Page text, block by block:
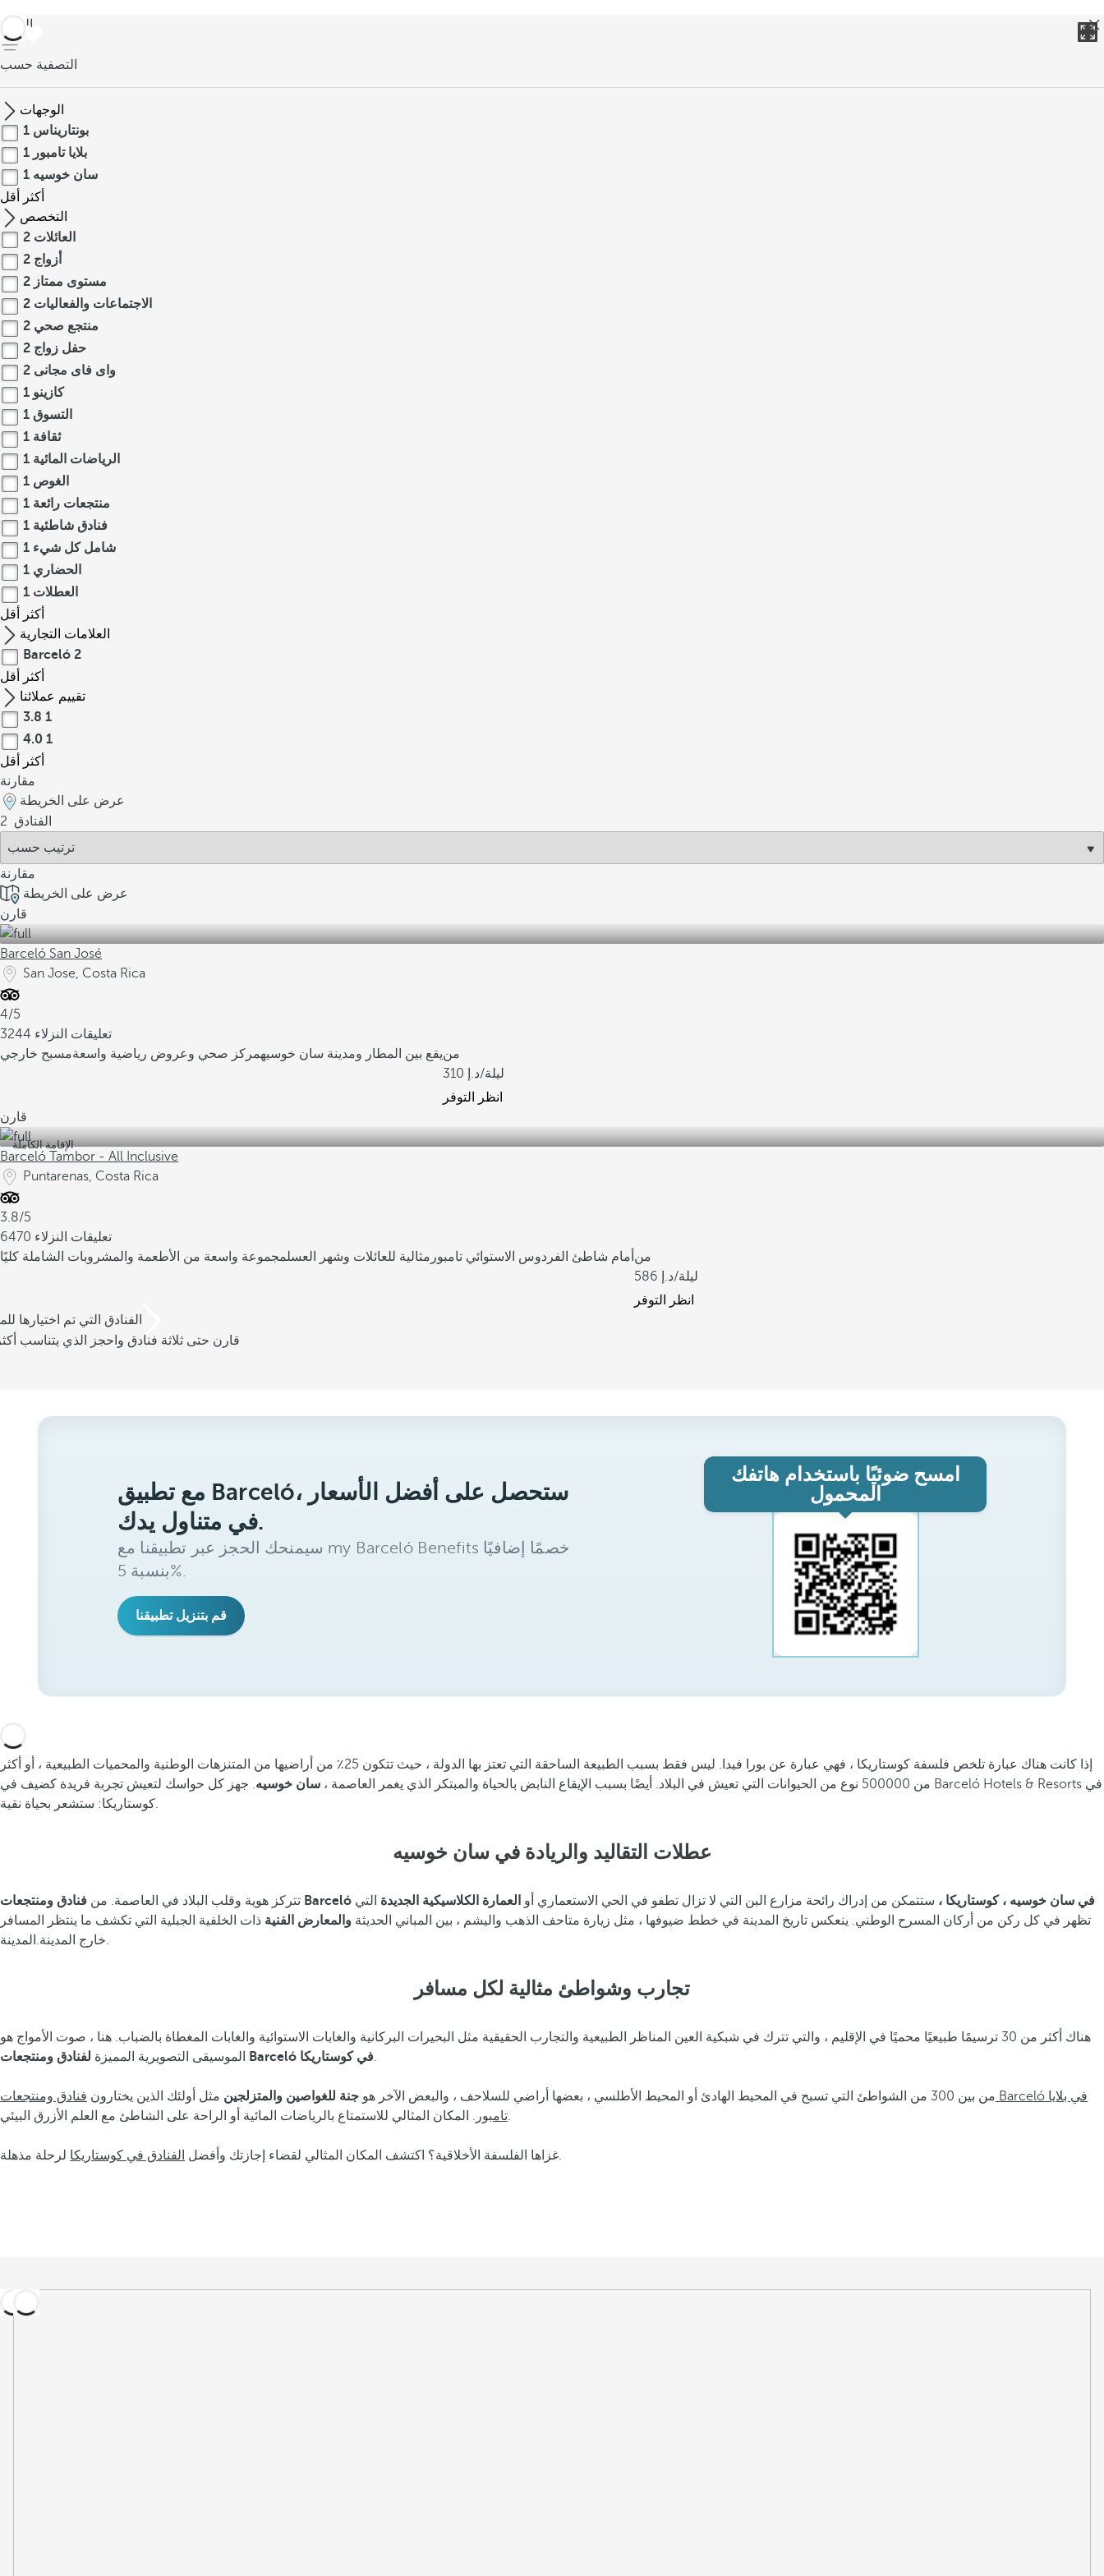
العودة
التصفية حسب
الوجهات
بونتاريناس 1
بلايا تامبور 1
سان خوسيه 1
أكثر
أقل
التخصص
العائلات 2
أزواج 2
مستوى ممتاز 2
الاجتماعات والفعاليات 2
منتجع صحي 2
حفل زواج 2
واى فاى مجانى 2
كازينو 1
التسوق 1
ثقافة 1
الرياضات المائية 1
الغوص 1
منتجعات رائعة 1
فنادق شاطئية 1
شامل كل شيء 1
الحضاري 1
العطلات 1
أكثر
أقل
العلامات التجارية
Barceló 2
أكثر
أقل
تقييم عملائنا
3.8 1
4.0 1
أكثر
أقل
مقارنة
عرض على الخريطة
2 الفنادق
مقارنة
عرض على الخريطة
قارن
Barceló San José
San Jose, Costa Rica
4/5
3244 تعليقات النزلاء
يقع بين المطار ومدينة سان خوسيهمركز صحي وعروض رياضية واسعةمسبح خارجي
من
310
/ليلة
انظر التوفر
قارن
الإقامة الكاملة
Barceló Tambor - All Inclusive
Puntarenas, Costa Rica
3.8/5
6470 تعليقات النزلاء
أمام شاطئ الفردوس الاستوائي تامبور مثالية للعائلات وشهر العسلمجموعة واسعة من الأطعمة والمشروبات الشاملة كليًا
من
586
/ليلة
انظر التوفر
/3 الفنادق التي تم اختيارها
قارن حتى ثلاثة فنادق واحجز الذي يتناسب
مع تطبيق Barceló، ستحصل على أفضل الأسعار
في متناول يدك.
سيمنحك الحجز عبر تطبيقنا مع my Barceló Benefits خصمًا إضافيًا
بنسبة 5%.
قم بتنزيل تطبيقنا
امسح ضوئيًا باستخدام هاتفك
المحمول
إذا كانت هناك عبارة تلخص فلسفة كوستاريكا ، فهي عبارة عن بورا فيدا. ليس فقط بسبب الطبيعة الساحقة التي تعتز بها الدولة ، حيث تتكون 25٪ من أراضيها من المتنزهات الوطنية والمحميات الطبيعية ، أو أكثر
من 500000 نوع من الحيوانات التي تعيش في البلاد. أيضًا بسبب الإيقاع النابض بالحياة والمبتكر الذي يغمر العاصمة ،
سان خوسيه. جهز كل حواسك لتعيش تجربة فريدة كضيف في Barceló Hotels & Resorts في
كوستاريكا: ستشعر بحياة نقية.
عطلات التقاليد والريادة في سان خوسيه
تتركز هوية وقلب البلاد في العاصمة. من فنادق ومنتجعات Barceló في سان خوسيه ، كوستاريكا ، ستتمكن من إدراك رائحة مزارع البن التي لا تزال تطفو في الحي الاستعماري أو العمارة الكلاسيكية الجديدة التي
تظهر في كل ركن من أركان المسرح الوطني. ينعكس تاريخ المدينة في خطط ضيوفها ، مثل زيارة متاحف الذهب واليشم ، بين المباني الحديثة والمعارض الفنية ذات الخلفية الجبلية التي تكشف ما ينتظر المسافر
خارج المدينة.المدينة.
تجارب وشواطئ مثالية لكل مسافر
هناك أكثر من 30 ترسيمًا طبيعيًا محميًا في الإقليم ، والتي تترك في شبكية العين المناظر الطبيعية والتجارب الحقيقية مثل البحيرات البركانية والغابات الاستوائية والغابات المغطاة بالضباب. هنا ، صوت الأمواج هو
الموسيقى التصويرية المميزة
لفنادق ومنتجعات Barceló في كوستاريكا.
من بين 300 من الشواطئ التي تسبح في المحيط الهادئ أو المحيط الأطلسي ، بعضها أراضي للسلاحف ، والبعض الآخر هو جنة للغواصين والمتزلجين مثل أولئك الذين يختارون فنادق ومنتجعات Barceló في بلايا
تامبور. المكان المثالي للاستمتاع بالرياضات المائية أو الراحة على الشاطئ مع العلم الأزرق البيئي.
غزاها الفلسفة الأخلاقية؟ اكتشف المكان المثالي لقضاء إجازتك وأفضل الفنادق في كوستاريكا لرحلة مذهلة.